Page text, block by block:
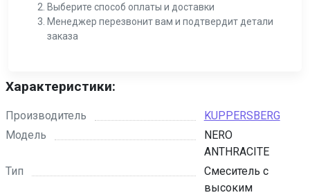
Выберите способ оплаты и доставки
Менеджер перезвонит вам и подтвердит детали
заказа
Характеристики:
Производитель
KUPPERSBERG
Модель
NERO
ANTHRACITE
Тип
Смеситель с
высоким